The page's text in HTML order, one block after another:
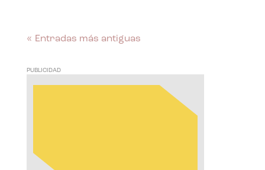
« Entradas más antiguas
PUBLICIDAD